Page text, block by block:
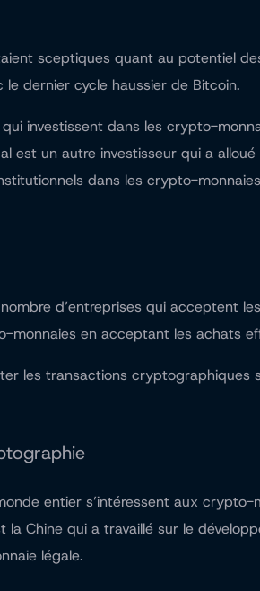
sceptiques quant au potentiel
dernier cycle haussier de Bitcoin.
investissent dans les crypto-
un autre investisseur qui a alloué
dans les crypto-
d’entreprises qui acceptent
monnaies en acceptant les achats
les transactions cryptographiques
entier s’intéressent aux
la Chine qui a travaillé sur le
légale.